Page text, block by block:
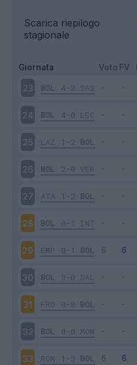
Scarica riepilogo
stagionale
Giornata Voto FV
23 BOL 4-2 SAS
24 BOL 4-0 LEC
25 LAZ 1-2 BOL
26 BOL 2-0 VER
27 ATA 1-2 BOL
28 BOL 0-1 INT
29 EMP 0-1 BOL
30 BOL 3-0 SAL
31 FRO 0-0 BOL
32 BOL 0-0 MON
33 ROM 1-3 BOL